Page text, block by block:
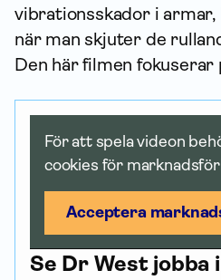
vibrationsskador i
när man skjuter de
Den här filmen fokuserar
För att spela videon
cookies för
Acceptera
Se Dr West jobba